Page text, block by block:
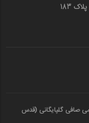
قم - خیابان انقلاب (چهارمردان)‌ - کوچه 6 - پلاک 183
صافی گلپایگانی (قدس